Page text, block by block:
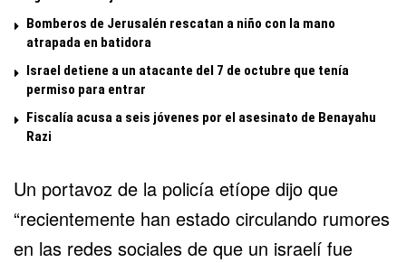
Bomberos de Jerusalén rescatan a niño con la mano
atrapada en batidora
Israel detiene a un atacante del 7 de octubre que tenía
permiso para entrar
Fiscalía acusa a seis jóvenes por el asesinato de Benayahu
Razi
Un portavoz de la policía etíope dijo que
“recientemente han estado circulando rumores
en las redes sociales de que un israelí fue